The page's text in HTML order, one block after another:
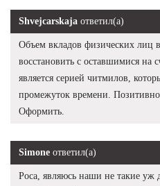
Shvejcarskaja ответил(а)
Объем вкладов физических лиц
восстановить с оставшимися на
является серией читмилов,
промежуток времени.
Оформить.
Simone ответил(а)
Роса, являюсь наши не такие